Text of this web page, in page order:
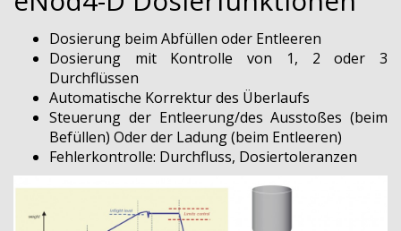
Dosierung beim Abfüllen oder Entleeren
Dosierung mit Kontrolle von 1, 2 oder 3
Durchflüssen
Automatische Korrektur des Überlaufs
Steuerung der Entleerung/des Ausstoßes (beim
Befüllen) Oder der Ladung (beim Entleeren)
Fehlerkontrolle: Durchfluss, Dosiertoleranzen